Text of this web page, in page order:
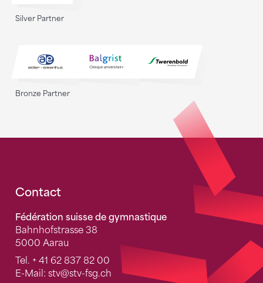
Silver Partner
Bronze Partner
Fusszeile
Contact
Fédération suisse de gymnastique
Bahnhofstrasse 38
5000 Aarau
Tel. + 41 62 837 82 00
E-Mail: stv@stv-fsg.ch